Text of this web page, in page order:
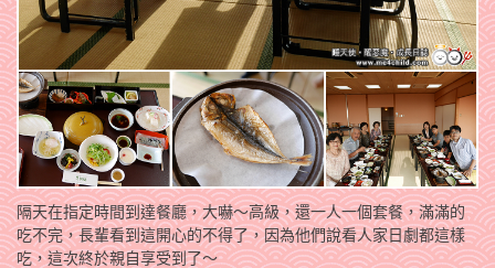
隔天在指定時間到達餐廳，大嚇～高級，還一人一個套餐，滿滿的
吃不完，長輩看到這開心的不得了，因為他們說看人家日劇都這樣
吃，這次終於親自享受到了～